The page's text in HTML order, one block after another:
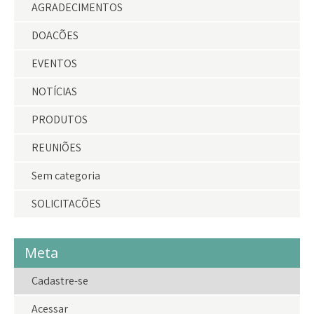
AGRADECIMENTOS
DOAÇÕES
EVENTOS
NOTÍCIAS
PRODUTOS
REUNIÕES
Sem categoria
SOLICITAÇÕES
Meta
Cadastre-se
Acessar